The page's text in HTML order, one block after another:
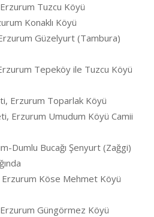
Tuzcu Köyü
Konaklı Köyü
Güzelyurt (Tambura)
Tepeköy ile Tuzcu Köyü
Erzurum Toparlak Köyü
Erzurum Umudum Köyü Camii
Dumlu Bucağı Şenyurt (Zağgi)
Köse Mehmet Köyü
Güngörmez Köyü